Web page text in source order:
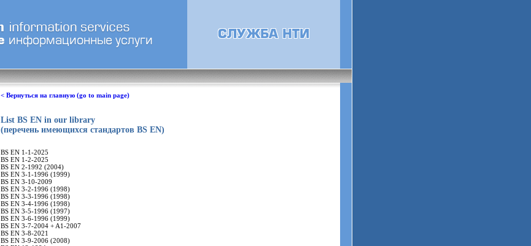
< Вернуться на главную (go to main page)
List BS EN in our library
(перечень имеющихся стандартов BS EN)
BS EN 1-1-2025
BS EN 1-2-2025
BS EN 2-1992 (2004)
BS EN 3-1-1996 (1999)
BS EN 3-10-2009
BS EN 3-2-1996 (1998)
BS EN 3-3-1996 (1998)
BS EN 3-4-1996 (1998)
BS EN 3-5-1996 (1997)
BS EN 3-6-1996 (1999)
BS EN 3-7-2004 + A1-2007
BS EN 3-8-2021
BS EN 3-9-2006 (2008)